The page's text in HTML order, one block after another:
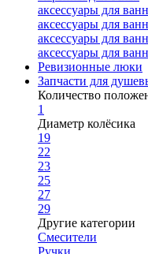
аксессуары для
аксессуары для
аксессуары для
аксессуары для
Ревизионные люки
Запчасти для
Количество
1
Диаметр колёсика
19
22
23
25
27
29
Другие категории
Смесители
Ручки